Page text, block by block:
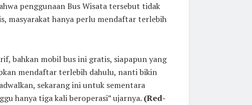
penggunaan Bus Wisata tersebut tidak
masyarakat hanya perlu mendaftar terlebih
bahkan mobil bus ini gratis, siapapun yang
mendaftar terlebih dahulu, nanti bikin
sekarang ini untuk sementara
hanya tiga kali beroperasi” ujarnya. (Red-